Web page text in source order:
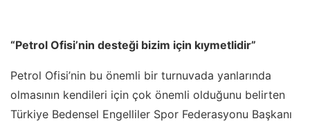
“Petrol Ofisi’nin desteği bizim için kıymetlidir”
Petrol Ofisi’nin bu önemli bir turnuvada yanlarında
olmasının kendileri için çok önemli olduğunu belirten
Türkiye Bedensel Engelliler Spor Federasyonu Başkanı